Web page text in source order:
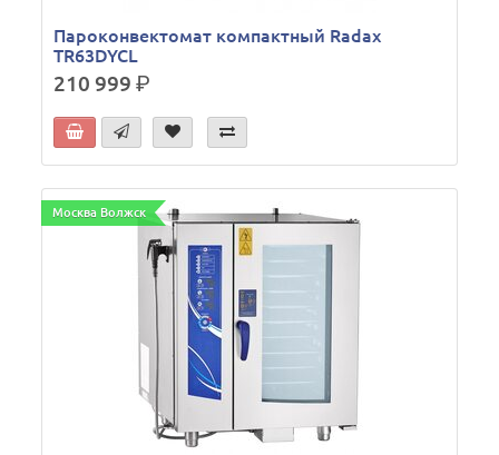
Пароконвектомат компактный Radax
TR63DYCL
210 999р.
Москва Волжск